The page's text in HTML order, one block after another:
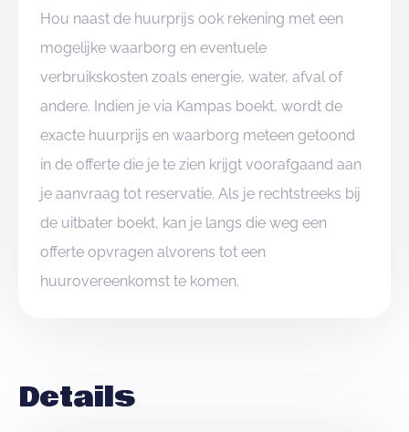
Hou naast de huurprijs ook rekening met een
mogelijke waarborg en eventuele
verbruikskosten zoals energie, water, afval of
andere. Indien je via Kampas boekt, wordt de
exacte huurprijs en waarborg meteen getoond
in de offerte die je te zien krijgt voorafgaand aan
je aanvraag tot reservatie. Als je rechtstreeks bij
de uitbater boekt, kan je langs die weg een
offerte opvragen alvorens tot een
huurovereenkomst te komen.
Details